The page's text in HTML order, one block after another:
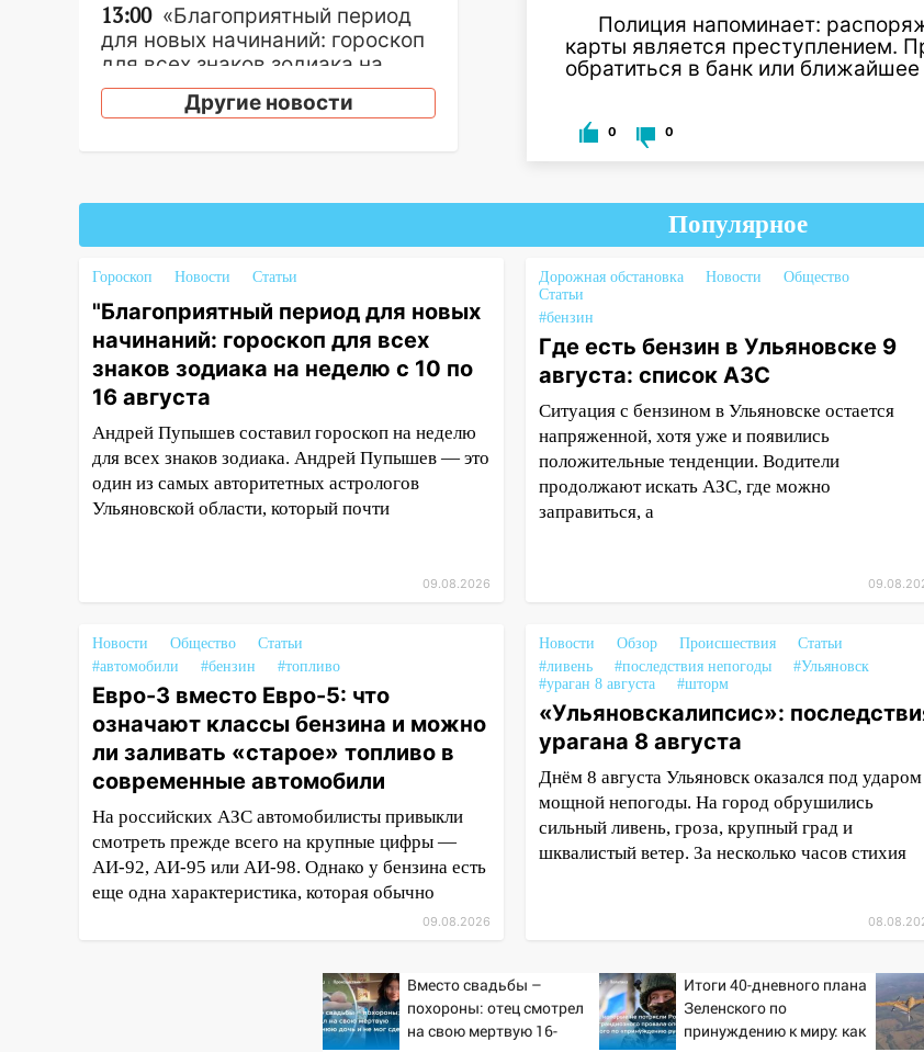
Полиция напоминает:
карты является преступлением.
обратиться в банк или
0 0
13:00 «Благоприятный период
для новых начинаний: гороскоп
для всех знаков зодиака на
неделю с 10 по 16 августа
ожидается крупный град
12:11
Где есть бензин в
Ульяновске 9 августа: список
АЗС
11:55 Соцсети: светофор упал
на машину во время сильного
11:00 В Ульяновской области
люди в СНТ сидят без света
Прокуратура подвела
заблокировано движение
трамваев в Ульяновске
09:15 Ураган, изнасилование
ребенка, автоподставы и атака
беспилотников: важные итоги
прошедшей недели в
Ульяновской области
08:20 В Ульяновске
восстановили трамвайную и
троллейбусную
инфраструктуру после шторма.
Цильнинском районе пропал
На Ульяновск снова
Другие новости
Популярное
Гороскоп Новости Статьи
"Благоприятный период для новых
начинаний: гороскоп для всех
знаков зодиака на неделю с 10 по
16 августа
Андрей Пупышев составил гороскоп на неделю
для всех знаков зодиака. Андрей Пупышев — это
один из самых авторитетных астрологов
Ульяновской области, который почти
09.08.2026
Дорожная обстановка Новости
Общество
Статьи
#бензин
Где есть бензин в Ульяновске 9
августа: список АЗС
Ситуация с бензином в Ульяновске остается
напряженной, хотя уже и появились
положительные тенденции. Водители
продолжают искать АЗС, где можно
заправиться, а
Новости Общество
Статьи
#автомобили
#бензин #топливо
Евро-3 вместо Евро-5: что
означают классы бензина и можно
ли заливать «старое» топливо в
современные автомобили
На российских АЗС автомобилисты привыкли
смотреть прежде всего на крупные цифры —
АИ-92, АИ-95 или АИ-98. Однако у бензина есть
еще одна характеристика, которая обычно
09.08.2026
Новости Обзор Происшествия
Статьи
#ливень
#последствия непогоды
#Ульяновск
#ураган 8 августа
#шторм
«Ульяновскалипсис»:
урагана 8 августа
Днём 8 августа Ульяновск оказался под ударом
мощной непогоды. На город обрушились
сильный ливень, гроза, крупный град и
шквалистый ветер. За несколько часов стихия
Вместо свадьбы –
похороны: отец смотрел
на свою мертвую 16-
Итоги 40-дневного плана
Зеленского по
принуждению к миру: как